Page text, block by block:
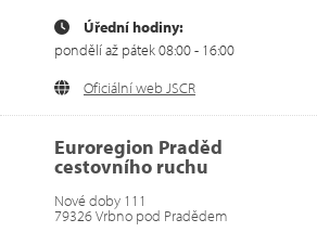
Úřední hodiny:
pondělí až pátek 08:00 - 16:00
Oficiální web JSCR
Euroregion Praděd
cestovního ruchu
Nové doby 111
79326 Vrbno pod Pradědem